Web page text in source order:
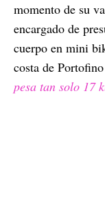
momento de su
encargado de
cuerpo en mini
costa de
pesa tan solo 17